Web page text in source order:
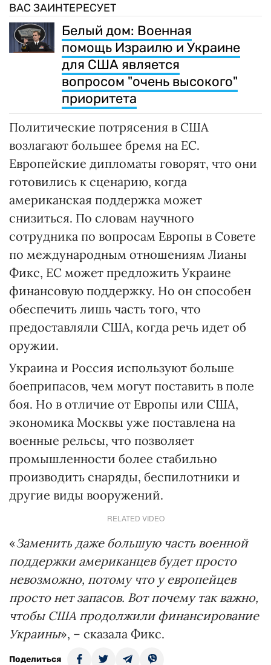
ВАС ЗАИНТЕРЕСУЕТ
Белый дом: Военная
помощь Израилю и Украине
для США является
вопросом "очень высокого"
приоритета
Политические потрясения в США
возлагают большее бремя на ЕС.
Европейские дипломаты говорят, что они
готовились к сценарию, когда
американская поддержка может
снизиться. По словам научного
сотрудника по вопросам Европы в Совете
по международным отношениям Лианы
Фикс, ЕС может предложить Украине
финансовую поддержку. Но он способен
обеспечить лишь часть того, что
предоставляли США, когда речь идет об
оружии.
Украина и Россия используют больше
боеприпасов, чем могут поставить в поле
боя. Но в отличие от Европы или США,
экономика Москвы уже поставлена на
военные рельсы, что позволяет
промышленности более стабильно
производить снаряды, беспилотники и
другие виды вооружений.
RELATED VIDEO
«Заменить даже большую часть военной
поддержки американцев будет просто
невозможно, потому что у европейцев
просто нет запасов. Вот почему так важно,
чтобы США продолжили финансирование
Украины», – сказала Фикс.
Поделиться